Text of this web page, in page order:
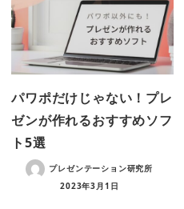
パワポだけじゃない！プレ
ゼンが作れるおすすめソフ
ト5選
プレゼンテーション研究所
2023年3月1日